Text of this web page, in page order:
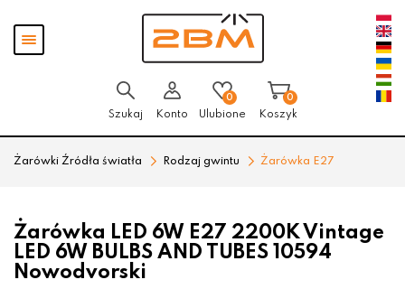
Pokaż
menu
Szukaj Konto
0
Ulubione
0
Koszyk
Żarówki Źródła światła Rodzaj gwintu Żarówka E27
Żarówka LED 6W E27 2200K Vintage
LED 6W BULBS AND TUBES 10594
Nowodvorski